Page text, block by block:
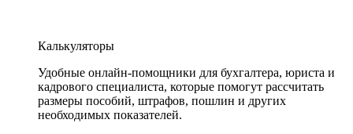
Калькуляторы
Удобные онлайн-помощники для бухгалтера, юриста и
кадрового специалиста, которые помогут рассчитать
размеры пособий, штрафов, пошлин и других
необходимых показателей.